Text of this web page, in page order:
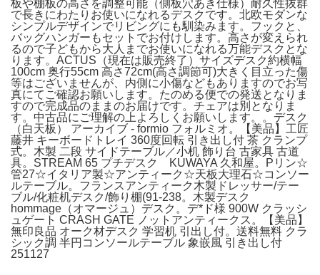
板や棚板の高さを調整可能（側板穴あき仕様）耐久性抜群
で長きにわたりお使いになれるデスクです。北欧モダンな
シンプルデザインでリビングにも馴染みます。フックと、
バッグハンガーもセットでお付けします。高さが変えられ
るので子どもから大人までお使いになれる万能デスクとな
ります。ACTUS（現在は販売終了）サイズデスク約横幅
100cm 奥行55cm 高さ72cm(高さ調節可)大きく目立った傷
等はございませんが、内側に小傷などもありますのでお写
真にてご確認お願いします。たのめる便での発送となりま
すので完成品のままのお届けです。チェアは別となりま
す。中古品にご理解の上よろしくお願いします。。デスク
（白天板） アーカイブ - formio フォルミオ。【美品】工匠
藤井 キーボードトレイ 360度回転 引き出し付 茶 クランプ
式。木製 二段 サイドテーブル／小机 飾り台 古家具 古道
具。STREAM 65 プチデスク KUWAYA 久和屋。Pリン☆
管27☆イタリア製☆アンティーク☆天板大理石☆コンソー
ルテーブル。フランスアンティーク木製ドレッサー/テー
ブル/化粧机デスク/飾り棚(91-238。木製デスク
hommage（オマージュ）デスク。デ*ド様 900W クラッシ
ュゲート CRASH GATE ノットアンティークス。【美品】
無印良品 オーク材デスク 学習机 引出し付。送料無料 クラ
シック調 半円コンソールテーブル 象嵌風 引き出し付
251127